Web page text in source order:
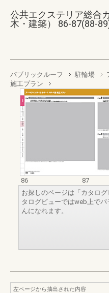
公共エクステリア総合
木・建築） 86-87(88-
パブリックルーフ 駐輪場
施工プラン
86
87
お探しのページは「カタロ
タログビューではweb上で
んになれます。
左ページから抽出された内容